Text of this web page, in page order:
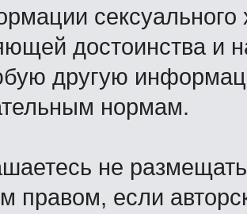
достоинства и
другую
нормам.
не
правом, если